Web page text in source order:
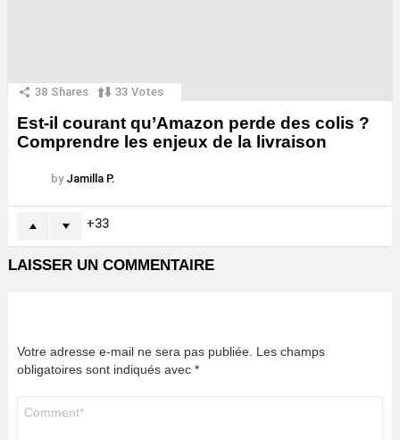
38 Shares 33 Votes
Est-il courant qu’Amazon perde des colis ?
Comprendre les enjeux de la livraison
by Jamilla P.
33
LAISSER UN COMMENTAIRE
Votre adresse e-mail ne sera pas publiée. Les champs
obligatoires sont indiqués avec *